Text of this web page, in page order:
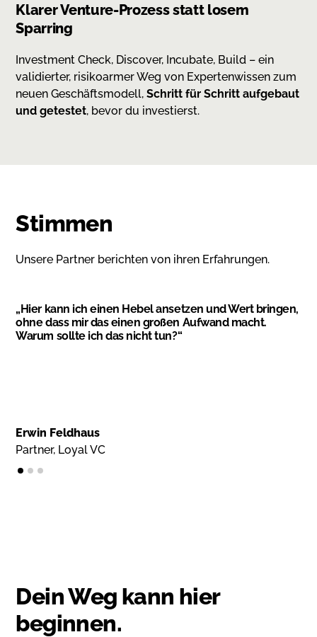
Klarer Venture-Prozess statt losem
Sparring
Investment Check, Discover, Incubate, Build – ein
validierter, risikoarmer Weg von Expertenwissen zum
neuen Geschäftsmodell,Schritt für Schritt aufgebaut
und getestet, bevor du investierst.
Stimmen
Unsere Partner berichten von ihren Erfahrungen.
„Hier kann ich einen Hebel ansetzen und Wert bringen,
ohne dass mir das einen großen Aufwand macht.
Warum sollte ich das nicht tun?“
Erwin Feldhaus
Partner, Loyal VC
Dein Weg kann hier
beginnen.